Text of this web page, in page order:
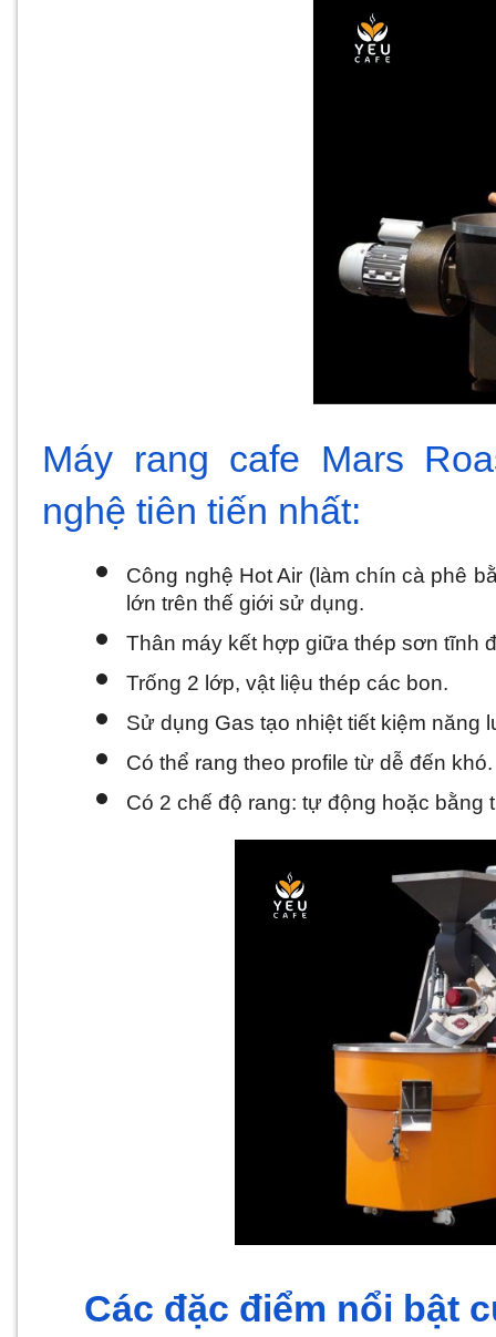
Máy rang cafe Mars
nghệ tiên tiến nhất:
Công nghệ Hot Air (làm chín cà phê
lớn trên thế giới sử dụng.
Thân máy kết hợp giữa thép sơn tĩnh
Trống 2 lớp, vật liệu thép các bon.
Sử dụng Gas tạo nhiệt tiết kiệm năng
Có thể rang theo profile từ dễ đến khó.
Có 2 chế độ rang: tự động hoặc bằng
Các đặc điểm nổi bật